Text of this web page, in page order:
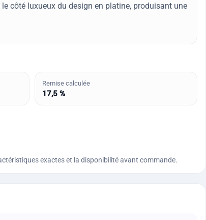
côté luxueux du design en platine, produisant une
Remise calculée
17,5 %
exactes et la disponibilité avant commande.